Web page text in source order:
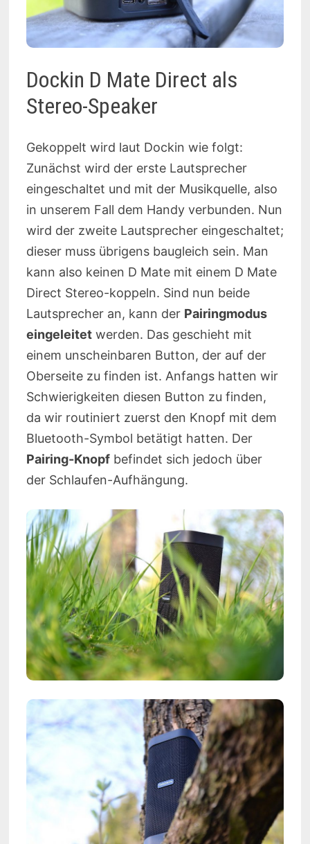
Dockin D Mate Direct als
Stereo-Speaker
Gekoppelt wird laut Dockin wie folgt:
Zunächst wird der erste Lautsprecher
eingeschaltet und mit der Musikquelle, also
in unserem Fall dem Handy verbunden. Nun
wird der zweite Lautsprecher eingeschaltet;
dieser muss übrigens baugleich sein. Man
kann also keinen D Mate mit einem D Mate
Direct Stereo-koppeln. Sind nun beide
Lautsprecher an, kann der Pairingmodus
eingeleitetwerden. Das geschieht mit
einem unscheinbaren Button, der auf der
Oberseite zu finden ist. Anfangs hatten wir
Schwierigkeiten diesen Button zu finden,
da wir routiniert zuerst den Knopf mit dem
Bluetooth-Symbol betätigt hatten. Der
Pairing-Knopfbefindet sich jedoch über
der Schlaufen-Aufhängung.